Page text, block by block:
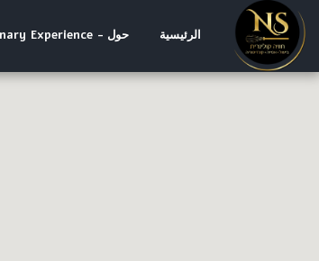
الرئيسية حول - NS Culinary Experience